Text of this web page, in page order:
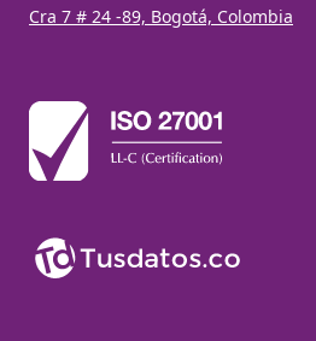
Cra 7 # 24 -89, Bogotá, Colombia